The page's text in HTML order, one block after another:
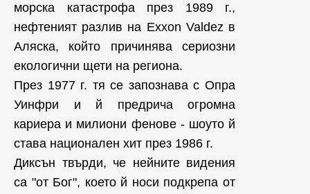
морска катастрофа през 1989 г.,
нефтеният разлив на Exxon Valdez в
Аляска, който причинява сериозни
екологични щети на региона.
През 1977 г. тя се запознава с Опра
Уинфри и й предрича огромна
кариера и милиони фенове - шоуто й
става национален хит през 1986 г.
Диксън твърди, че нейните видения
са "от Бог", което й носи подкрепа от